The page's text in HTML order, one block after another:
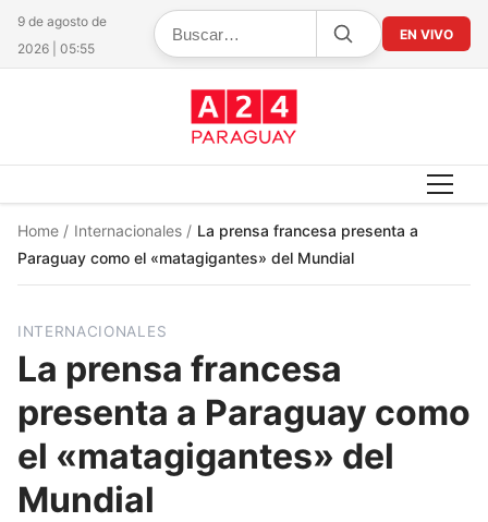
9 de agosto de
2026 | 05:55
EN VIVO
Home / Internacionales / La prensa francesa presenta a
Paraguay como el «matagigantes» del Mundial
INTERNACIONALES
La prensa francesa
presenta a Paraguay como
el «matagigantes» del
Mundial